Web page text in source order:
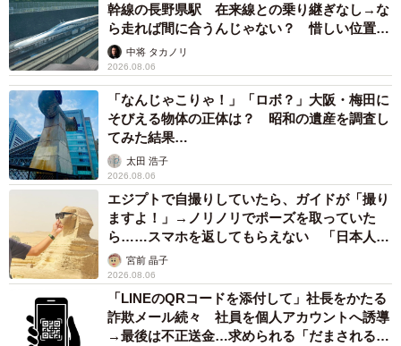
幹線の長野県駅 在来線との乗り継ぎなし→な
ら走れば間に合うんじゃない？ 惜しい位置関
係が反響
中将 タカノリ
2026.08.06
「なんじゃこりゃ！」「ロボ？」大阪・梅田に
そびえる物体の正体は？ 昭和の遺産を調査し
てみた結果…
太田 浩子
2026.08.06
エジプトで自撮りしていたら、ガイドが「撮り
ますよ！」→ノリノリでポーズを取っていた
ら……スマホを返してもらえない 「日本人は
カモ代表かも」「私は6時間で3万円払った」
宮前 晶子
2026.08.06
「LINEのQRコードを添付して」社長をかたる
詐欺メール続々 社員を個人アカウントへ誘導
→最後は不正送金…求められる「だまされる前